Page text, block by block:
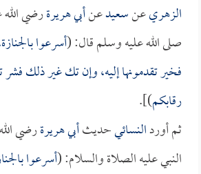
الزهريعنسعيدعنأبي هريرةرضي الله
صلى الله عليه وسلم قال: (أسرعوا
فخير تقدمونها إليه، وإن تك غير ذلك
رقابكم)].
ثم أوردالنسائيحديثأبي هريرةرضي
النبي عليه الصلاة والسلام: (أسرعوا